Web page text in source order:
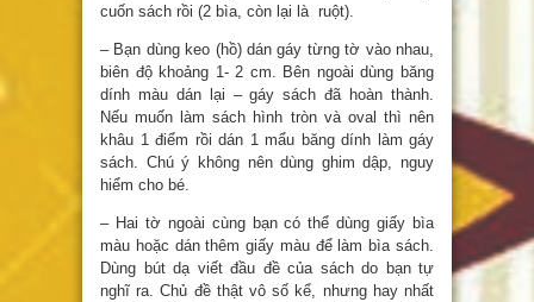
cuốn sách rồi (2 bìa, còn lại là ruột).
– Bạn dùng keo (hồ) dán gáy từng tờ vào nhau,
biên độ khoảng 1- 2 cm. Bên ngoài dùng băng
dính màu dán lại – gáy sách đã hoàn thành.
Nếu muốn làm sách hình tròn và oval thì nên
khâu 1 điểm rồi dán 1 mẩu băng dính làm gáy
sách. Chú ý không nên dùng ghim dập, nguy
hiểm cho bé.
– Hai tờ ngoài cùng bạn có thể dùng giấy bìa
màu hoặc dán thêm giấy màu để làm bìa sách.
Dùng bút dạ viết đầu đề của sách do bạn tự
nghĩ ra. Chủ đề thật vô số kể, nhưng hay nhất